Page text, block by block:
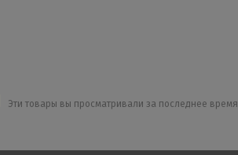
Эти товары вы просматривали за последнее время